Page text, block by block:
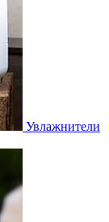
Увлажнители